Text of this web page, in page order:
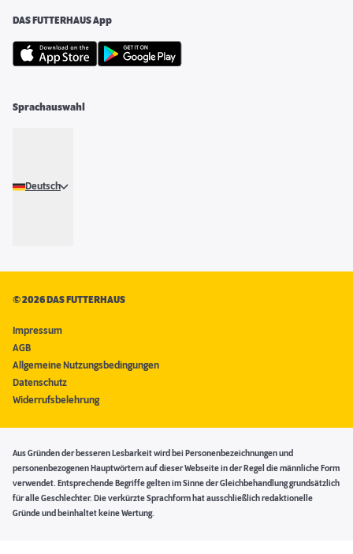
DAS FUTTERHAUS App
Sprachauswahl
Deutsch
©2026 DAS FUTTERHAUS
Impressum
AGB
Allgemeine Nutzungsbedingungen
Datenschutz
Widerrufsbelehrung
Aus Gründen der besseren Lesbarkeit wird bei Personenbezeichnungen und
personenbezogenen Hauptwörtern auf dieser Webseite in der Regel die männliche Form
verwendet. Entsprechende Begriffe gelten im Sinne der Gleichbehandlung grundsätzlich
für alle Geschlechter. Die verkürzte Sprachform hat ausschließlich redaktionelle
Gründe und beinhaltet keine Wertung.